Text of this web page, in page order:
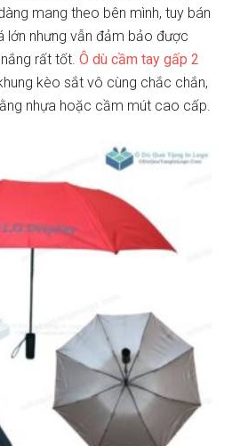
mang theo bên mình, tuy bán
lớn nhưng vẫn đảm bảo được
nắng rất tốt.Ô dù cầm tay gấp 2
kèo sắt vô cùng chắc chắn,
nhựa hoặc cầm mút cao cấp.